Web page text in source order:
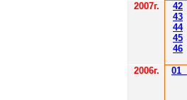
2007г.
42
43
44
45
46
2006г. 01